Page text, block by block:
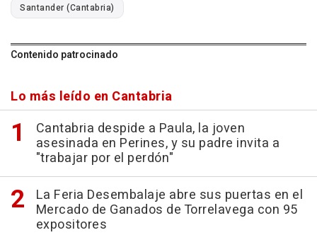
Santander (Cantabria)
Contenido patrocinado
Lo más leído en Cantabria
Cantabria despide a Paula, la joven
asesinada en Perines, y su padre invita a
"trabajar por el perdón"
La Feria Desembalaje abre sus puertas en el
Mercado de Ganados de Torrelavega con 95
expositores